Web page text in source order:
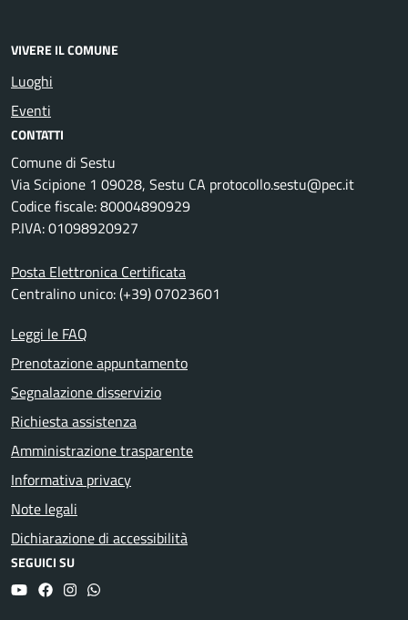
VIVERE IL COMUNE
Luoghi
Eventi
CONTATTI
Comune di Sestu
Via Scipione 1 09028, Sestu CA protocollo.sestu@pec.it
Codice fiscale: 80004890929
P.IVA: 01098920927
Posta Elettronica Certificata
Centralino unico: (+39) 07023601
Leggi le FAQ
Prenotazione appuntamento
Segnalazione disservizio
Richiesta assistenza
Amministrazione trasparente
Informativa privacy
Note legali
Dichiarazione di accessibilità
SEGUICI SU
YouTubeFacebookInstagram
Whatsapp